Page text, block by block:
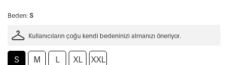
Beden: S
Kullanıcıların çoğu kendi bedeninizi almanızı öneriyor.
S M L XL XXL